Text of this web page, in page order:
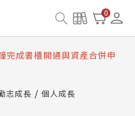
0
讀資產合併與書櫃開通申請
通常見問題
完成書櫃開通與資產合併申
資產合併與書櫃開通申請
志成長
個人成長